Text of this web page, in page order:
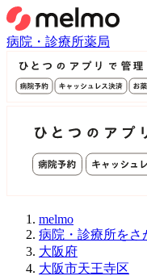
病院・診療所薬局
melmo
病院・診療所をさ
大阪府
大阪市天王寺区